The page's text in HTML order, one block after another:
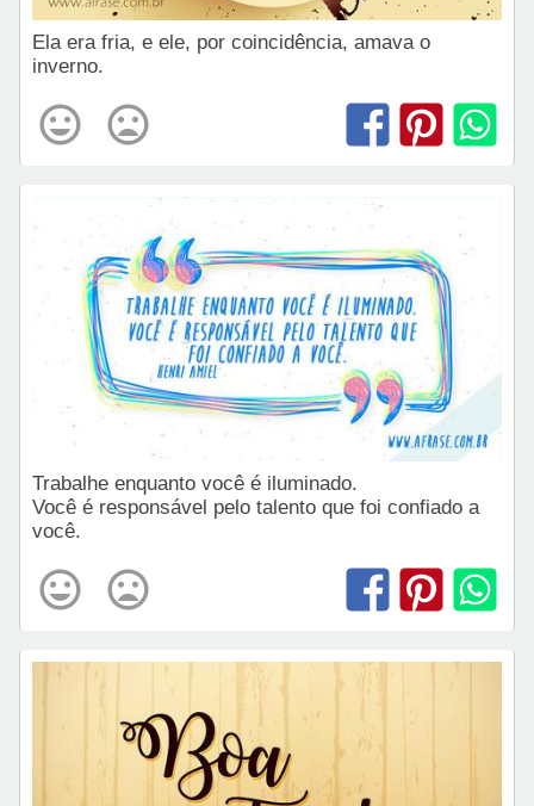
Ela era fria, e ele, por coincidência, amava o
inverno.
Trabalhe enquanto você é iluminado.
Você é responsável pelo talento que foi confiado a
você.